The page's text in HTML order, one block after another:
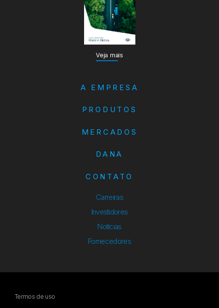
Veja mais
A EMPRESA
PRODUTOS
MERCADOS
DANA
CONTATO
Carreiras
Investidores
Notícias
Fornecedores
Termos de uso